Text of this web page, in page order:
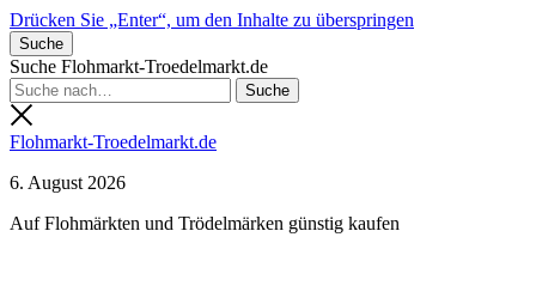
Drücken Sie „Enter“, um den Inhalte zu überspringen
Suche
Suche Flohmarkt-Troedelmarkt.de
Flohmarkt-Troedelmarkt.de
6. August 2026
Auf Flohmärkten und Trödelmärken günstig kaufen